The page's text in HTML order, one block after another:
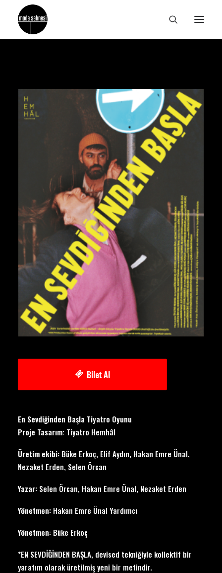
Bilet Al
En Sevdiğinden Başla Tiyatro Oyunu
Proje Tasarım: Tiyatro Hemhâl
Üretim ekibi: Büke Erkoç, Elif Aydın, Hakan Emre Ünal,
Nezaket Erden, Selen Örcan
Yazar: Selen Örcan, Hakan Emre Ünal, Nezaket Erden
Yönetmen: Hakan Emre Ünal Yardımcı
Yönetmen: Büke Erkoç
*EN SEVDİĞİNDEN BAŞLA, devised tekniğiyle kollektif bir
yaratım olarak üretilmiş yeni bir metindir.